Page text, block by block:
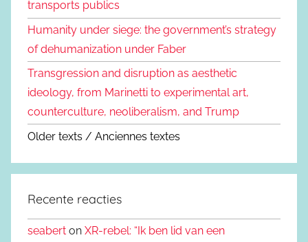
transports publics
Humanity under siege: the government’s strategy
of dehumanization under Faber
Transgression and disruption as aesthetic
ideology, from Marinetti to experimental art,
counterculture, neoliberalism, and Trump
Older texts / Anciennes textes
Recente reacties
seabert on XR-rebel: “Ik ben lid van een